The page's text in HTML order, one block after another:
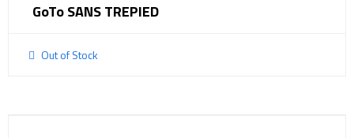
GoTo SANS TREPIED
Out of Stock